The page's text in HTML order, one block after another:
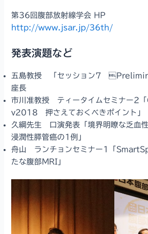
第36回腹部放射線学会 HP
http://www.jsar.jp/36th/
発表演題など
五島教授 「セッション7
座長
市川准教授 ティータイムセミナー2
v2018 押さえておくべきポイント」
久綱先生 口演発表「境界明瞭な乏血
浸潤性膵管癌の1例」
舟山 ランチョンセミナー1「
たな腹部MRI」